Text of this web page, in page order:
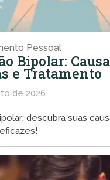
Pessoal
Bipolar:
e Tratamento
de 2026
descubra suas